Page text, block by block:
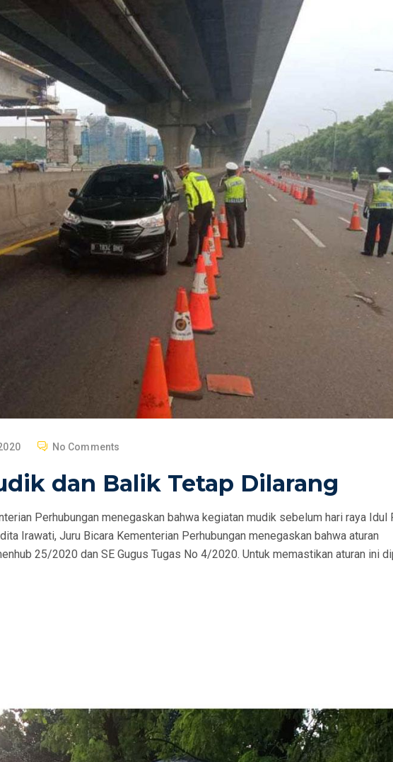
No Comments
dan Balik Tetap Dilarang
Perhubungan menegaskan bahwa kegiatan mudik sebelum hari raya Idul
Irawati, Juru Bicara Kementerian Perhubungan menegaskan bahwa aturan
25/2020 dan SE Gugus Tugas No 4/2020. Untuk memastikan aturan ini